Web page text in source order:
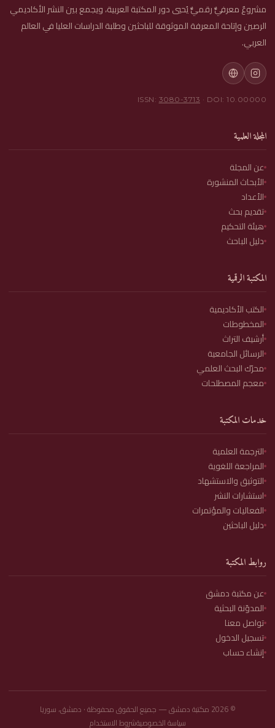
مشروعٌ معرفيٌّ رقميٌّ يُحيي دور المكتبة العربية، ويجمع بين النشر الأكاديمي
الرصين وإتاحة المعرفة الموثوقة للباحثين وطلبة الدراسات العليا في العالم
العربي.
ISSN: 3080-3713 · DOI: 10.00000
المجلة العلمية
عن المجلة
الأبحاث المنشورة
الأعداد
تقديم بحث
هيئة التحكيم
دليل الباحث
المكتبة الرقمية
الكتب الأكاديمية
المخطوطات
أرشيف التراث
الرسائل الجامعية
محرّك البحث العلمي
معجم المصطلحات
خدمات المكتبة
الترجمة العلمية
المراجعة اللغوية
التوثيق والاستشهاد
استشارات النشر
الفعاليات والمؤتمرات
دليل الباحثين
روابط المكتبة
عن مكتبة دمشق
المدوّنة البحثية
تواصل معنا
تسجيل الدخول
إنشاء حساب
©
2026 مكتبة دمشق — جميع الحقوق محفوظة · دمشق، سوريا
سياسة الخصوصيةشروط الاستخدام